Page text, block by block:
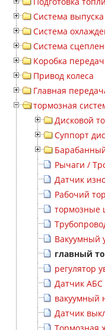
Система выпуска
Система
Система
Коробка передач
Привод колеса
Главная
тормозная
Дисковой
Суппорт
Рычаги /
Датчик
Рабочий
тормозные
Вакуумный
главный
регулятор
Датчик АБС
вакуумный
Датчик